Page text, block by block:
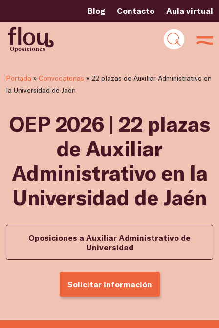
Blog Contacto Aula virtual
Portada » Convocatorias » 22 plazas de Auxiliar Administrativo en
la Universidad de Jaén
OEP 2026 | 22 plazas
de Auxiliar
Administrativo en la
Universidad de Jaén
Oposiciones a Auxiliar Administrativo de
Universidad
Solicitar información